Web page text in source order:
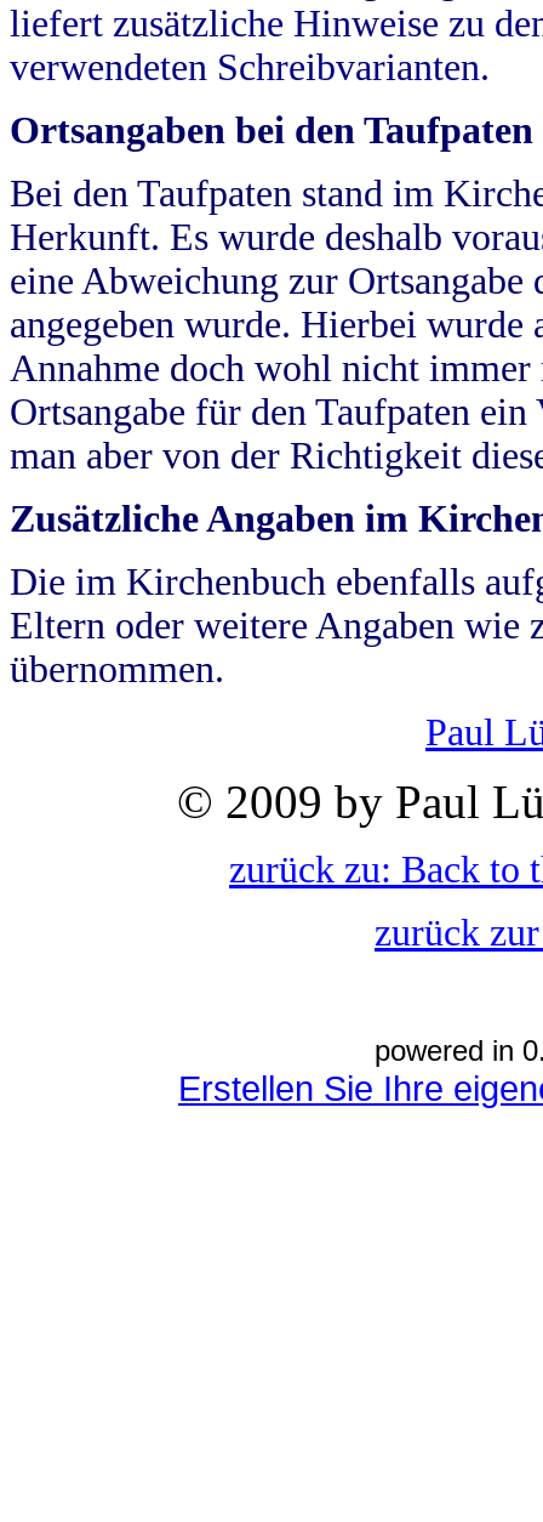
liefert zusätzliche Hinweise zu
verwendeten Schreibvarianten.
Ortsangaben bei den Taufpaten
Bei den Taufpaten stand im
Herkunft. Es wurde deshalb
eine Abweichung zur
angegeben wurde. Hierbei wurde
Annahme doch wohl nicht
Ortsangabe für den Taufpaten
man aber von der Richtigkeit
Zusätzliche Angaben im
Die im Kirchenbuch ebenfalls
Eltern oder weitere Angaben wie
übernommen.
Paul
© 2009 by Paul
zurück zu: Back to
zurück
powered in
Erstellen Sie Ihre